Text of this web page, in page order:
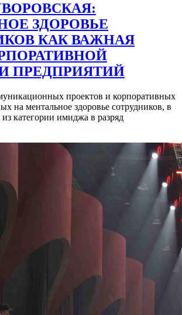
ЗДОРОВЬЕ
КАК ВАЖНАЯ
ПРЕДПРИЯТИЙ
проектов и корпоративных
на ментальное здоровье сотрудников, в
категории имиджа в разряд